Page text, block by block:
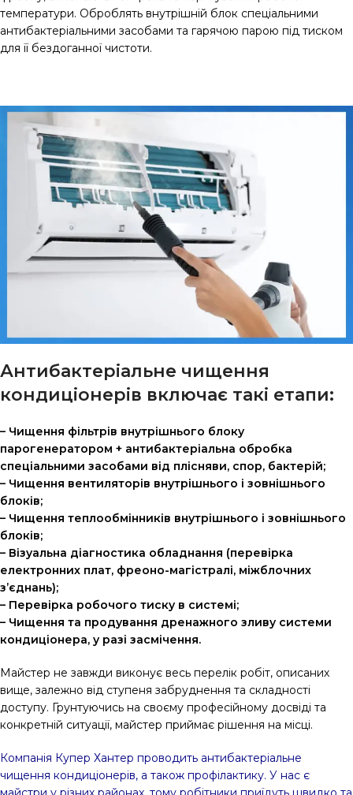
температури. Оброблять внутрішній блок спеціальними
антибактеріальними засобами та гарячою парою під тиском
для її бездоганної чистоти.
Антибактеріальне чищення
кондиціонерів включає такі етапи:
– Чищення фільтрів внутрішнього блоку
парогенератором + антибактеріальна обробка
спеціальними засобами від плісняви, спор, бактерій;
– Чищення вентиляторів внутрішнього і зовнішнього
блоків;
– Чищення теплообмінників внутрішнього і зовнішнього
блоків;
– Візуальна діагностика обладнання (перевірка
електронних плат, фреоно-магістралі, міжблочних
з’єднань);
– Перевірка робочого тиску в системі;
– Чищення та продування дренажного зливу системи
кондиціонера, у разі засмічення.
Майстер не завжди виконує весь перелік робіт, описаних
вище, залежно від ступеня забруднення та складності
доступу. Грунтуючись на своєму професійному досвіді та
конкретній ситуації, майстер приймає рішення на місці.
Компанія Купер Хантер проводить антибактеріальне
чищення кондиціонерів, а також профілактику. У нас є